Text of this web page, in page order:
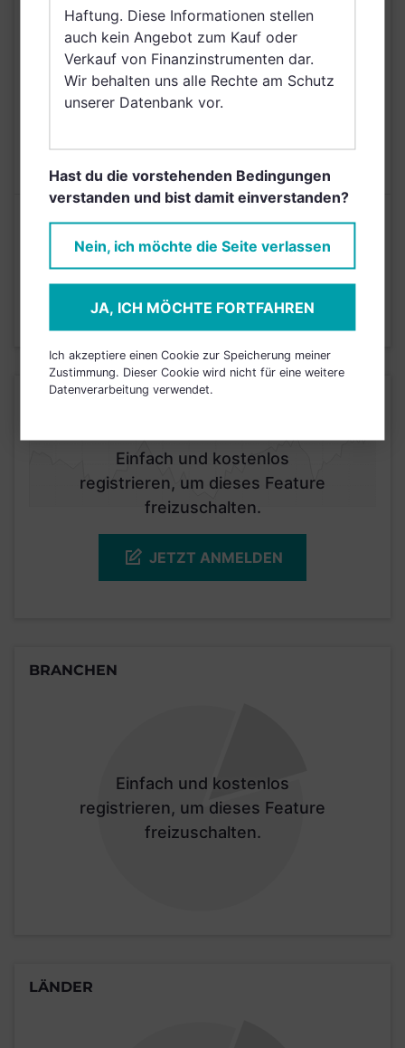
(Kingdom of the),
Norwegen, Singapur,
Griechenland, Saudi
Arabien
MAX. LAUFENDE
N/A
Risikoeinstufung laut Anbieter (KID)
KURSENTWICKLUNG
Einfach und kostenlos
registrieren, um dieses Feature
freizuschalten.
JETZT ANMELDEN
BRANCHEN
Einfach und kostenlos
registrieren, um dieses Feature
freizuschalten.
LÄNDER
Haftung. Diese Informationen stellen
auch kein Angebot zum Kauf oder
Verkauf von Finanzinstrumenten dar.
Wir behalten uns alle Rechte am Schutz
unserer Datenbank vor.
Hast du die vorstehenden Bedingungen
verstanden und bist damit einverstanden?
Nein, ich möchte die Seite verlassen
JA, ICH MÖCHTE FORTFAHREN
Ich akzeptiere einen Cookie zur Speicherung meiner
Zustimmung. Dieser Cookie wird nicht für eine weitere
Datenverarbeitung verwendet.